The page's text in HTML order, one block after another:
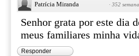
Patrícia Miranda · 352
Senhor grata por este dia
meus familiares minha
Responder